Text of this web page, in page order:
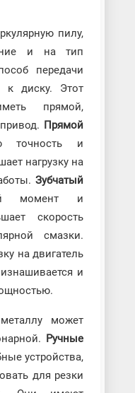
пилу,
и на тип
передачи
к диску. Этот
прямой,
Прямой
точность и
нагрузку на
Зубчатый
момент и
скорость
смазки.
на двигатель
и
может
Ручные
устройства,
для резки